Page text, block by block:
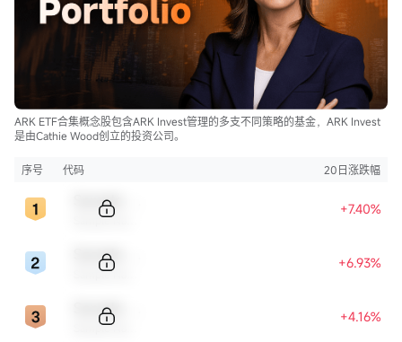
ARK ETF合集概念股包含ARK Invest管理的多支不同策略的基金，ARK Invest
是由Cathie Wood创立的投资公司。
序号 代码 20日涨跌幅
+7.40%
+6.93%
+4.16%